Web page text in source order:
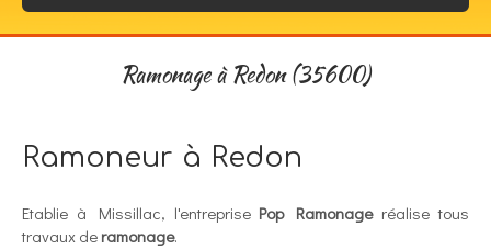
Ramonage à Redon (35600)
Ramoneur à Redon
Etablie à Missillac, l'entreprise Pop Ramonageréalise tous
travaux de ramonage.